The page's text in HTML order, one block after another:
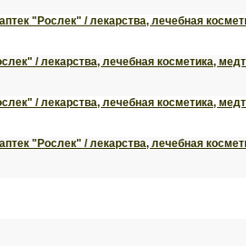
"Рослек" / лекарства, лечебная
/ лекарства, лечебная косметика,
/ лекарства, лечебная косметика,
"Рослек" / лекарства, лечебная